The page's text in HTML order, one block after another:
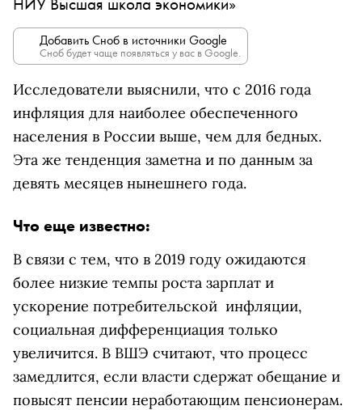
Добавить Сноб в источники Google
Сноб будет чаще появляться у вас в Google.
Исследователи выяснили, что с 2016 года
инфляция для наиболее обеспеченного
населения в России выше, чем для бедных.
Эта же тенденция заметна и по данным за
девять месяцев нынешнего года.
Что еще известно:
В связи с тем, что в 2019 году ожидаются
более низкие темпы роста зарплат и
ускорение потребительской инфляции,
социальная дифференциация только
увеличится. В ВШЭ считают, что процесс
замедлится, если власти сдержат обещание и
повысят пенсии неработающим пенсионерам.